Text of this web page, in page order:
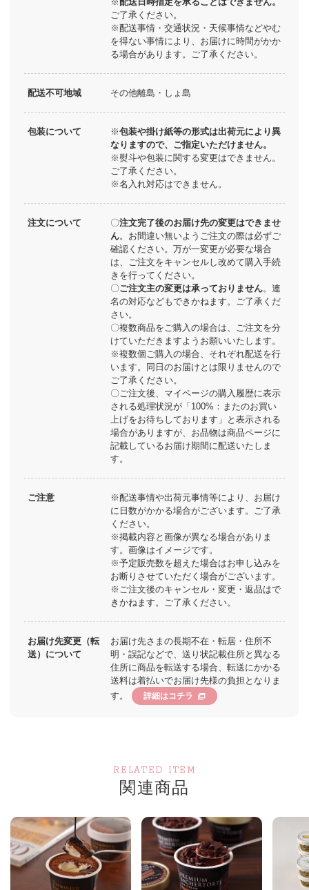
ご了承ください。
※配送事情・交通状況・天候事情などやむ
を得ない事情により、お届けに時間がかか
る場合があります。ご了承ください。
配送不可地域 その他離島・しょ島
包装について ※包装や掛け紙等の形式は出荷元により異
なりますので、ご指定いただけません。
※熨斗や包装に関する変更はできません。
ご了承ください。
※名入れ対応はできません。
注文について 〇注文完了後のお届け先の変更はできませ
ん。お間違い無いようご注文の際は必ずご
確認ください。万が一変更が必要な場合
は、ご注文をキャンセルし改めて購入手続
きを行ってください。
〇ご注文主の変更は承っておりません。連
名の対応などもできかねます。ご了承くだ
さい。
〇複数商品をご購入の場合は、ご注文を分
けていただきますようお願いいたします。
※複数個ご購入の場合、それぞれ配送を行
います。同日のお届けとは限りませんので
ご了承ください。
〇ご注文後、マイページの購入履歴に表示
される処理状況が「100%：またのお買い
上げをお待ちしております」と表示される
場合がありますが、お品物は商品ページに
記載しているお届け期間に配送いたしま
す。
ご注意
※配送事情や出荷元事情等により、お届け
に日数がかかる場合がございます。ご了承
ください。
※掲載内容と画像が異なる場合がありま
す。画像はイメージです。
※予定販売数を超えた場合はお申し込みを
お断りさせていただく場合がございます。
※ご注文後のキャンセル・変更・返品はで
きかねます。ご了承ください。
お届け先変更（転
送）について
お届け先さまの長期不在・転居・住所不
明・誤記などで、送り状記載住所と異なる
住所に商品を転送する場合、転送にかかる
送料は着払いでお届け先様の負担となりま
す。
詳細はコチラ
RELATED ITEM
関連商品